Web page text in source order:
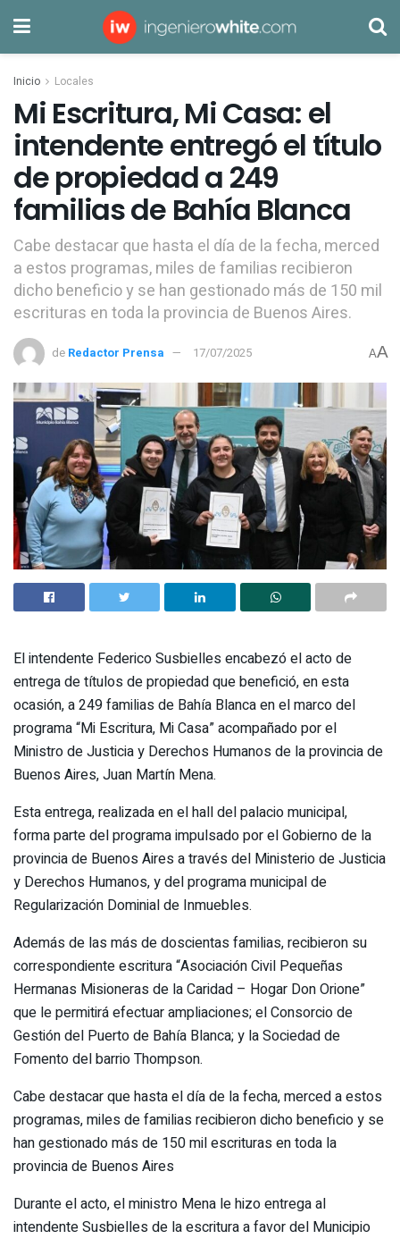
Inicio Locales
Mi Escritura, Mi Casa: el
intendente entregó el título
de propiedad a 249
familias de Bahía Blanca
Cabe destacar que hasta el día de la fecha, merced
a estos programas, miles de familias recibieron
dicho beneficio y se han gestionado más de 150 mil
escrituras en toda la provincia de Buenos Aires.
de Redactor Prensa 17/07/2025 AA
El intendente Federico Susbielles encabezó el acto de
entrega de títulos de propiedad que benefició, en esta
ocasión, a 249 familias de Bahía Blanca en el marco del
programa “Mi Escritura, Mi Casa” acompañado por el
Ministro de Justicia y Derechos Humanos de la provincia de
Buenos Aires, Juan Martín Mena.
Esta entrega, realizada en el hall del palacio municipal,
forma parte del programa impulsado por el Gobierno de la
provincia de Buenos Aires a través del Ministerio de Justicia
y Derechos Humanos, y del programa municipal de
Regularización Dominial de Inmuebles.
Además de las más de doscientas familias, recibieron su
correspondiente escritura “Asociación Civil Pequeñas
Hermanas Misioneras de la Caridad – Hogar Don Orione”
que le permitirá efectuar ampliaciones; el Consorcio de
Gestión del Puerto de Bahía Blanca; y la Sociedad de
Fomento del barrio Thompson.
Cabe destacar que hasta el día de la fecha, merced a estos
programas, miles de familias recibieron dicho beneficio y se
han gestionado más de 150 mil escrituras en toda la
provincia de Buenos Aires
Durante el acto, el ministro Mena le hizo entrega al
intendente Susbielles de la escritura a favor del Municipio